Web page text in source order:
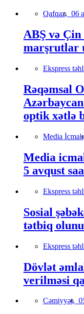
Qafqaz, 06
ABŞ və
marşrutlar
Ekspress
Rəqəmsal
optik xətlə
Media
Media
5 avqust
Ekspress
Sosial
tətbiq
Ekspress
Dövlət
verilməsi
Cəmiyyət,